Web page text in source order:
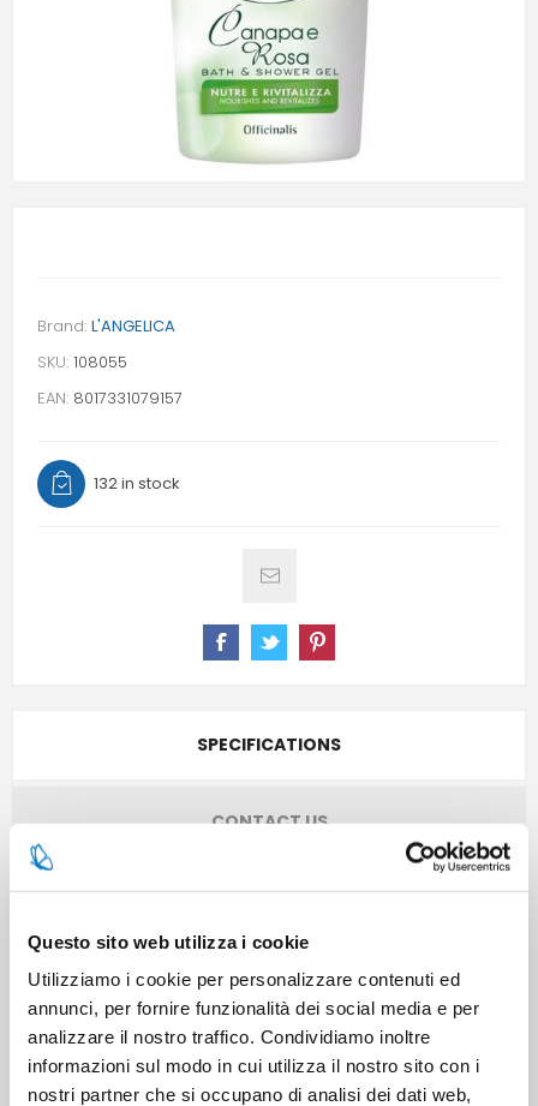
Questo sito web utilizza i cookie
Utilizziamo i cookie per personalizzare contenuti ed
annunci, per fornire funzionalità dei social media e per
analizzare il nostro traffico. Condividiamo inoltre
informazioni sul modo in cui utilizza il nostro sito con i
nostri partner che si occupano di analisi dei dati web,
Brand: L'ANGELICA
SKU: 108055
EAN: 8017331079157
132 in stock
SPECIFICATIONS
CONTACT US
Cartons for pallets 42